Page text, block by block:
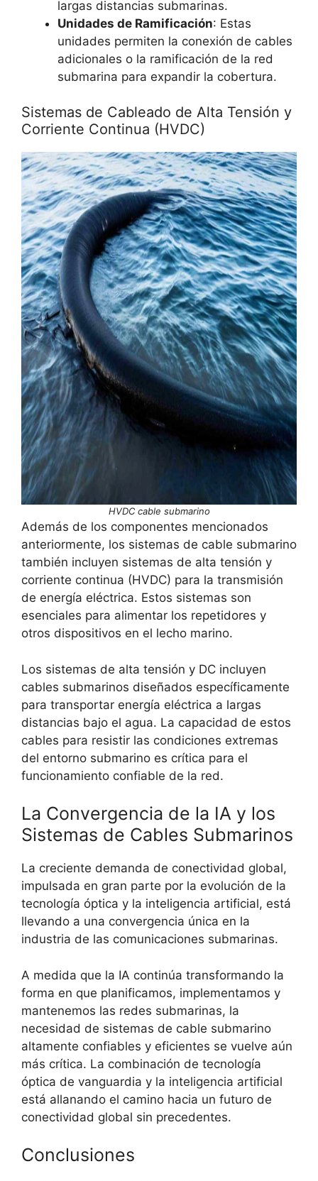
largas distancias submarinas.
Unidades de Ramificación: Estas
unidades permiten la conexión de cables
adicionales o la ramificación de la red
submarina para expandir la cobertura.
Sistemas de Cableado de Alta Tensión y
Corriente Continua (HVDC)
HVDC cable submarino
Además de los componentes mencionados
anteriormente, los sistemas de cable submarino
también incluyen sistemas de alta tensión y
corriente continua (HVDC) para la transmisión
de energía eléctrica. Estos sistemas son
esenciales para alimentar los repetidores y
otros dispositivos en el lecho marino.
Los sistemas de alta tensión y DC incluyen
cables submarinos diseñados específicamente
para transportar energía eléctrica a largas
distancias bajo el agua. La capacidad de estos
cables para resistir las condiciones extremas
del entorno submarino es crítica para el
funcionamiento confiable de la red.
La Convergencia de la IA y los
Sistemas de Cables Submarinos
La creciente demanda de conectividad global,
impulsada en gran parte por la evolución de la
tecnología óptica y la inteligencia artificial, está
llevando a una convergencia única en la
industria de las comunicaciones submarinas.
A medida que la IA continúa transformando la
forma en que planificamos, implementamos y
mantenemos las redes submarinas, la
necesidad de sistemas de cable submarino
altamente confiables y eficientes se vuelve aún
más crítica. La combinación de tecnología
óptica de vanguardia y la inteligencia artificial
está allanando el camino hacia un futuro de
conectividad global sin precedentes.
Conclusiones